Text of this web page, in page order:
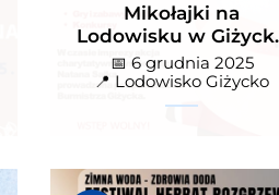
Mikołajki na
Lodowisku w
– konkursy, zabawy i
sportowa energia!
📅 6 grudnia 2025
📍 Lodowisko Giżycko
Festiwal Herbat